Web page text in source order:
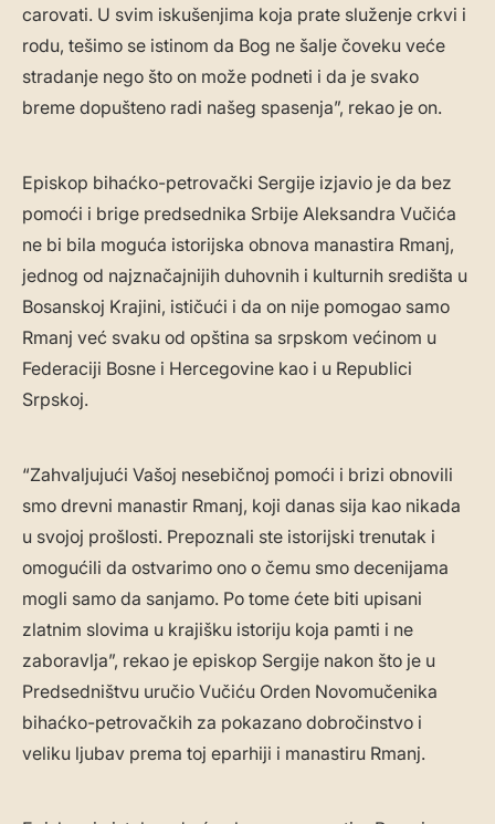
carovati. U svim iskušenjima koja prate služenje crkvi i
rodu, tešimo se istinom da Bog ne šalje čoveku veće
stradanje nego što on može podneti i da je svako
breme dopušteno radi našeg spasenja”, rekao je on.
Episkop bihaćko-petrovački Sergije izjavio je da bez
pomoći i brige predsednika Srbije Aleksandra Vučića
ne bi bila moguća istorijska obnova manastira Rmanj,
jednog od najznačajnijih duhovnih i kulturnih središta u
Bosanskoj Krajini, ističući i da on nije pomogao samo
Rmanj već svaku od opština sa srpskom većinom u
Federaciji Bosne i Hercegovine kao i u Republici
Srpskoj.
“Zahvaljujući Vašoj nesebičnoj pomoći i brizi obnovili
smo drevni manastir Rmanj, koji danas sija kao nikada
u svojoj prošlosti. Prepoznali ste istorijski trenutak i
omogućili da ostvarimo ono o čemu smo decenijama
mogli samo da sanjamo. Po tome ćete biti upisani
zlatnim slovima u krajišku istoriju koja pamti i ne
zaboravlja”, rekao je episkop Sergije nakon što je u
Predsedništvu uručio Vučiću Orden Novomučenika
bihaćko-petrovačkih za pokazano dobročinstvo i
veliku ljubav prema toj eparhiji i manastiru Rmanj.